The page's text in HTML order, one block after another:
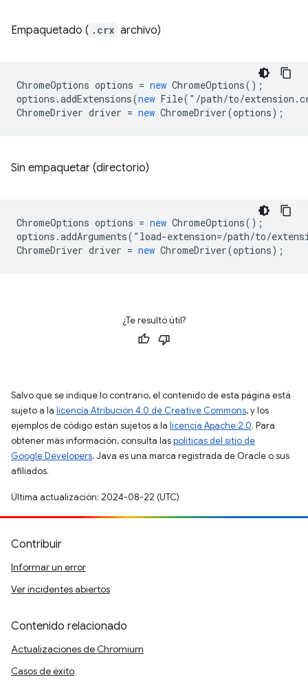
Empaquetado ( .crx archivo)
ChromeOptions options = new ChromeOptions();
options .addExtensions(new File( " /path/to/
ChromeDriver driver = new ChromeDriver(options);
Sin empaquetar (directorio)
ChromeOptions options = new ChromeOptions();
options .addArguments( " load-extension=/path/to/
ChromeDriver driver = new ChromeDriver(options);
¿Te resultó útil?
Salvo que se indique lo contrario, el contenido de esta página está
sujeto a la licencia Atribución 4.0 de Creative Commons, y los
ejemplos de código están sujetos a la licencia Apache 2.0. Para
obtener más información, consulta laspolíticas del sitio de
Google Developers. Java es una marca registrada de Oracle o sus
afiliados.
Última actualización: 2024-08-22 (UTC)
Contribuir
Informar un error
Ver incidentes abiertos
Contenido relacionado
Actualizaciones de Chromium
Casos de éxito